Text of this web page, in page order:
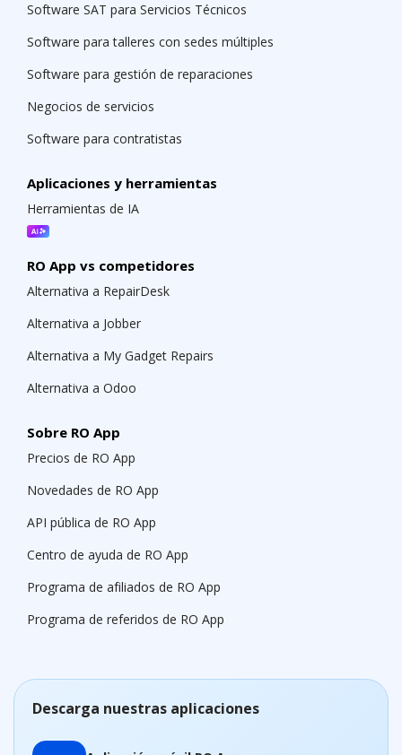
Software SAT para Servicios Técnicos
Software para talleres con sedes múltiples
Software para gestión de reparaciones
Negocios de servicios
Software para contratistas
Aplicaciones y herramientas
Herramientas de IA
RO App vs competidores
Alternativa a RepairDesk
Alternativa a Jobber
Alternativa a My Gadget Repairs
Alternativa a Odoo
Sobre RO App
Precios de RO App
Novedades de RO App
API pública de RO App
Centro de ayuda de RO App
Programa de afiliados de RO App
Programa de referidos de RO App
Descarga nuestras aplicaciones